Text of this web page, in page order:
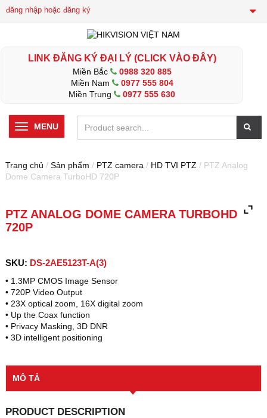
đăng nhập hoặc đăng ký
LINK ĐĂNG KÝ ĐẠI LÝ (CLICK VÀO ĐÂY)
Miền Bắc
0988 320 885
Miền Nam
0977 555 804
Miền Trung
0977 555 630
MENU
Trang chủ / Sản phẩm / PTZ camera / HD TVI PTZ / PTZ Analog
Dome Camera TurboHD 720P
PTZ ANALOG DOME CAMERA TURBOHD
720P
SKU: DS-2AE5123T-A(3)
• 1.3MP CMOS Image Sensor
• 720P Video Output
• 23X optical zoom, 16X digital zoom
• Up the Coax function
• Privacy Masking, 3D DNR
• 3D intelligent positioning
MÔ TẢ
PRODUCT DESCRIPTION